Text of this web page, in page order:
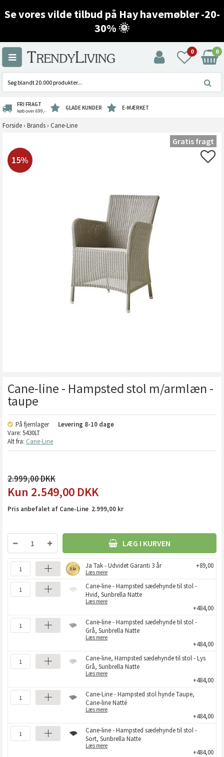
Se vores vilde tilbud på Hay havemøbler -20-
30% 🌞
0 0
FRI FRAGT
køb over 699,- GLADE KUNDER E-MÆRKET
Forside › Brands › Cane-Line
15%
Gratis fragt
Cane-line - Hampsted stol m/armlæn -
taupe
På fjernlager Levering 8-10 dage
Vare: 5430LT
Alt fra: Cane-Line
2.999,00
2.549,00 DKK
Pris anbefalet af Cane-Line 2.999,00 kr
LÆG I KURVEN
Ja Tak - Udvidet Garanti 3 år
Læs mere
+89,00
Cane-line - Hampsted sædehynde til stol -
Hvid, Sunbrella Natte
Læs mere
+484,00
Cane-line - Hampsted sædehynde til stol -
Grå, Sunbrella Natte
Læs mere
+484,00
Cane-line, Hampsted sædehynde til stol - Lys
Grå, Sunbrella Natte
Læs mere
+484,00
Cane-Line - Hampsted stol hynde Taupe,
Cane-line Natté
Læs mere
+484,00
Cane-line - Hampsted sædehynde til stol -
Sort, Sunbrella Natte
Læs mere
+484,00